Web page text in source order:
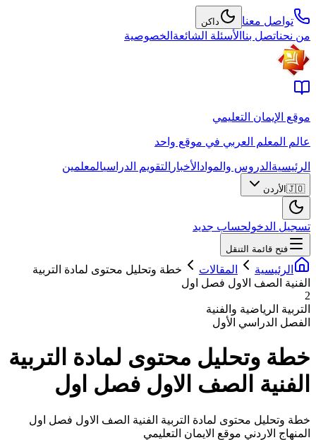
تواصل معنا داكن
من نحناتصل بنا الأسئلة الشائعة الخصوصية
موقع الإيمان التعليمي
عالم المعلم العربي في موقع واحد
الرئيسية الدروس والمواد الأخبار التقويم الدراسيالمعلمين
🇯🇴 الأردن
تسجيل الدخولحساب جديد
فتح قائمة التنقل
الرئيسية المقالات
خطة وتحليل محتوى لمادة التربية
الفنية الصف الاول فصل اول
2
التربية الرياضية والفنية
الفصل الدراسي الأول
خطة وتحليل محتوى لمادة التربية
الفنية الصف الاول فصل اول
خطة وتحليل محتوى لمادة التربية الفنية الصف الاول فصل اول
المنهاج الاردني موقع الايمان التعليمي